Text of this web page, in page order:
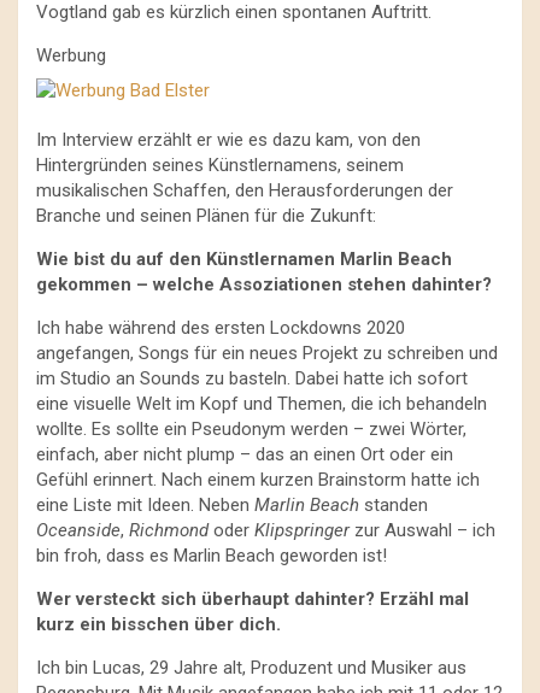
Vogtland gab es kürzlich einen spontanen Auftritt.
Werbung
Im Interview erzählt er wie es dazu kam, von den
Hintergründen seines Künstlernamens, seinem
musikalischen Schaffen, den Herausforderungen der
Branche und seinen Plänen für die Zukunft:
Wie bist du auf den Künstlernamen Marlin Beach
gekommen – welche Assoziationen stehen dahinter?
Ich habe während des ersten Lockdowns 2020
angefangen, Songs für ein neues Projekt zu schreiben und
im Studio an Sounds zu basteln. Dabei hatte ich sofort
eine visuelle Welt im Kopf und Themen, die ich behandeln
wollte. Es sollte ein Pseudonym werden – zwei Wörter,
einfach, aber nicht plump – das an einen Ort oder ein
Gefühl erinnert. Nach einem kurzen Brainstorm hatte ich
eine Liste mit Ideen. Neben Marlin Beach standen
Oceanside, Richmondoder Klipspringerzur Auswahl – ich
bin froh, dass es Marlin Beach geworden ist!
Wer versteckt sich überhaupt dahinter? Erzähl mal
kurz ein bisschen über dich.
Ich bin Lucas, 29 Jahre alt, Produzent und Musiker aus